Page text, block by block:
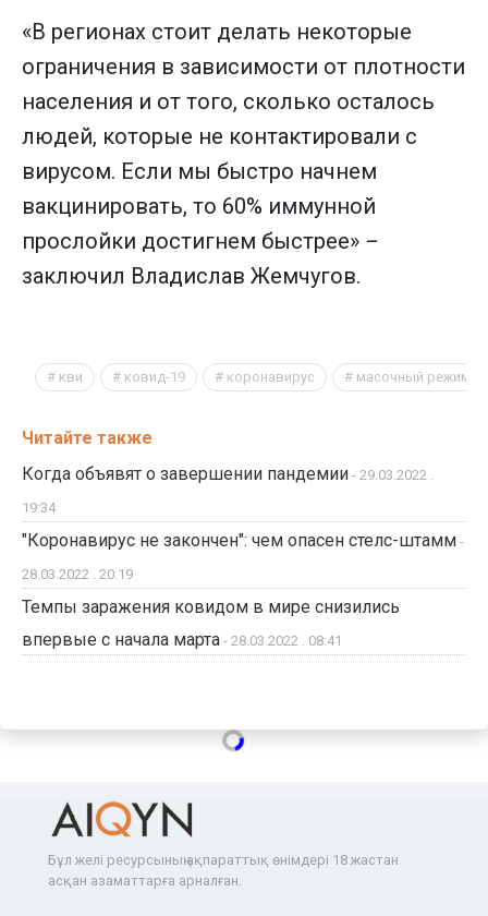
«В регионах стоит делать некоторые
ограничения в зависимости от плотности
населения и от того, сколько осталось
людей, которые не контактировали с
вирусом. Если мы быстро начнем
вакцинировать, то 60% иммунной
прослойки достигнем быстрее» –
заключил Владислав Жемчугов.
кви ковид-19 коронавирус масочный режим
Читайте также
Когда объявят о завершении пандемии - 29.03.2022 .
19:34
"Коронавирус не закончен": чем опасен стелс-штамм -
28.03.2022 . 20:19
Темпы заражения ковидом в мире снизились
впервые с начала марта - 28.03.2022 . 08:41
Бұл желі ресурсының ақпараттық өнімдері 18 жастан
асқан азаматтарға арналған.